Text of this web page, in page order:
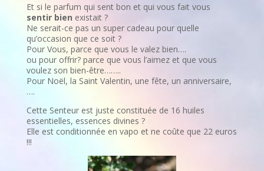
Et si le parfum qui sent bon et qui vous fait vous
sentir bien existait ?
Ne serait-ce pas un super cadeau pour quelle
qu’occasion que ce soit ?
Pour Vous, parce que vous le valez bien….
ou pour offrir? parce que vous l’aimez et que vous
voulez son bien-être……..
Pour Noël, la Saint Valentin, une fête, un anniversaire,
….
Cette Senteur est juste constituée de 16 huiles
essentielles, essences divines ?
Elle est conditionnée en vapo et ne coûte que 22 euros
!!!